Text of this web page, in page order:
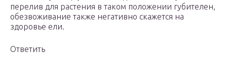
перелив для растения в таком положении губителен,
обезвоживание также негативно скажется на
здоровье ели.
Ответить